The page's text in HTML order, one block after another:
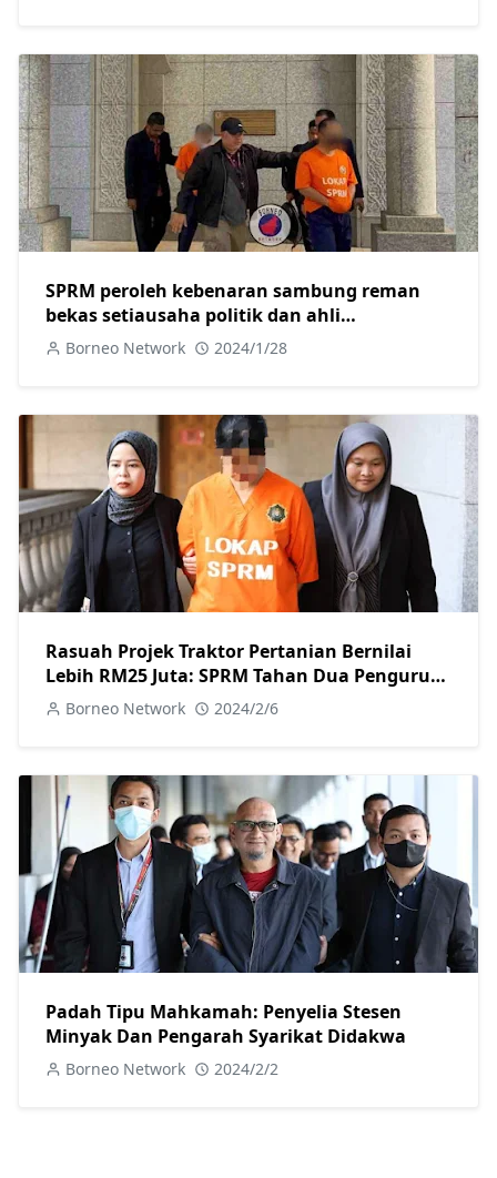
SPRM peroleh kebenaran sambung reman
bekas setiausaha politik dan ahli
perniagaan.
Borneo Network 2024/1/28
Rasuah Projek Traktor Pertanian Bernilai
Lebih RM25 Juta: SPRM Tahan Dua Pengurus
Besar dan Reman Seorang Pengarah Urusan
Borneo Network 2024/2/6
Padah Tipu Mahkamah: Penyelia Stesen
Minyak Dan Pengarah Syarikat Didakwa
Borneo Network 2024/2/2